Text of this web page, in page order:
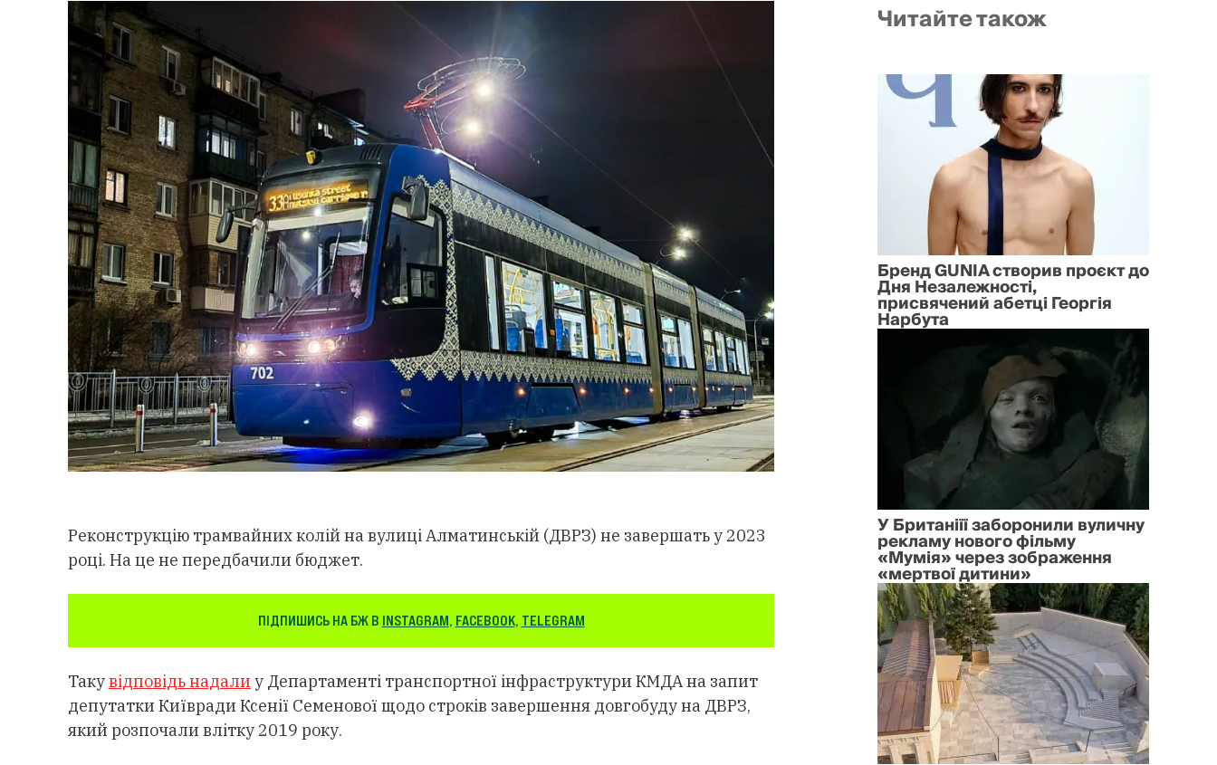
Реконструкцію трамвайних колій на вулиці Алматинській (ДВРЗ) не завершать у 2023
році. На це не передбачили бюджет.
ПІДПИШИСЬ НА БЖ В INSTAGRAM, FACEBOOK, TELEGRAM
Такувідповідь надали у Департаменті транспортної інфраструктури КМДА на запит
депутатки Київради Ксенії Семенової щодо строків завершення довгобуду на ДВРЗ,
який розпочали влітку 2019 року.
Читайте також
Бренд GUNIA створив проєкт до
Дня Незалежності,
присвячений абетці Георгія
Нарбута
У Британіїї заборонили вуличну
рекламу нового фільму
«Мумія» через зображення
«мертвої дитини»